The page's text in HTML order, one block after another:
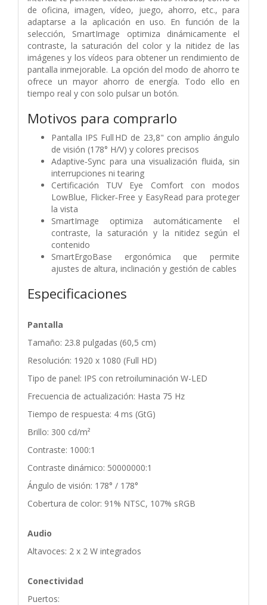
de oficina, imagen, vídeo, juego, ahorro, etc., para
adaptarse a la aplicación en uso. En función de la
selección, SmartImage optimiza dinámicamente el
contraste, la saturación del color y la nitidez de las
imágenes y los vídeos para obtener un rendimiento de
pantalla inmejorable. La opción del modo de ahorro te
ofrece un mayor ahorro de energía. Todo ello en
tiempo real y con solo pulsar un botón.
Motivos para comprarlo
Pantalla IPS Full HD de 23,8" con amplio ángulo
de visión (178° H/V) y colores precisos
Adaptive‑Sync para una visualización fluida, sin
interrupciones ni tearing
Certificación TUV Eye Comfort con modos
LowBlue, Flicker‑Free y EasyRead para proteger
la vista
SmartImage optimiza automáticamente el
contraste, la saturación y la nitidez según el
contenido
SmartErgoBase ergonómica que permite
ajustes de altura, inclinación y gestión de cables
Especificaciones
Pantalla
Tamaño: 23.8 pulgadas (60,5 cm)
Resolución: 1920 x 1080 (Full HD)
Tipo de panel: IPS con retroiluminación W-LED
Frecuencia de actualización: Hasta 75 Hz
Tiempo de respuesta: 4 ms (GtG)
Brillo: 300 cd/m²
Contraste: 1000:1
Contraste dinámico: 50000000:1
Ángulo de visión: 178° / 178°
Cobertura de color: 91% NTSC, 107% sRGB
Audio
Altavoces: 2 x 2 W integrados
Conectividad
Puertos: